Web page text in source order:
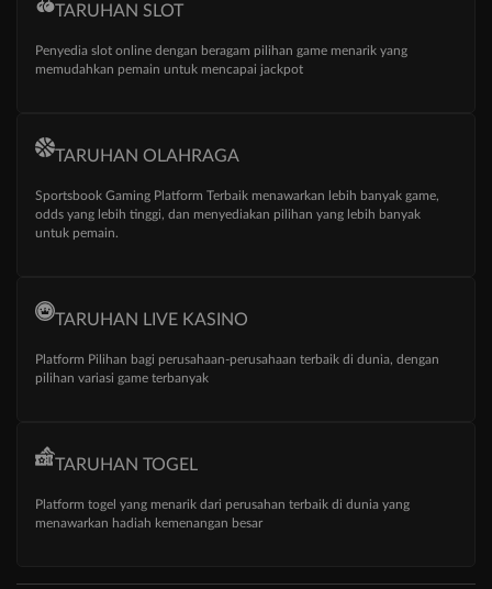
TARUHAN SLOT
Penyedia slot online dengan beragam pilihan game menarik yang
memudahkan pemain untuk mencapai jackpot
TARUHAN OLAHRAGA
Sportsbook Gaming Platform Terbaik menawarkan lebih banyak game,
odds yang lebih tinggi, dan menyediakan pilihan yang lebih banyak
untuk pemain.
TARUHAN LIVE KASINO
Platform Pilihan bagi perusahaan-perusahaan terbaik di dunia, dengan
pilihan variasi game terbanyak
TARUHAN TOGEL
Platform togel yang menarik dari perusahan terbaik di dunia yang
menawarkan hadiah kemenangan besar